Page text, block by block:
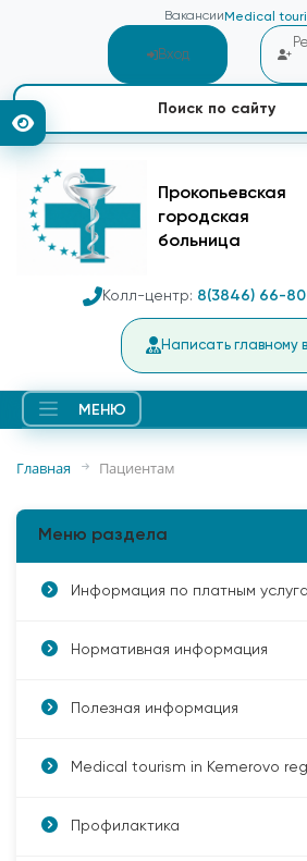
Вакансии Medical
Вход
Прокопьевская
городская
больница
Колл-центр: 8(3846) 66-
Написать главному
МЕНЮ
Главная Пациентам
Меню раздела
Информация по платным
Нормативная информация
Полезная информация
Medical tourism in Kemerovo
Профилактика